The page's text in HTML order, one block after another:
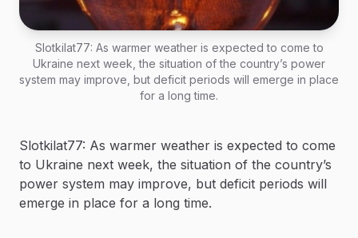
Slotkilat77: As warmer weather is expected to come to
Ukraine next week, the situation of the country’s power
system may improve, but deficit periods will emerge in place
for a long time.
Slotkilat77: As warmer weather is expected to come
to Ukraine next week, the situation of the country’s
power system may improve, but deficit periods will
emerge in place for a long time.